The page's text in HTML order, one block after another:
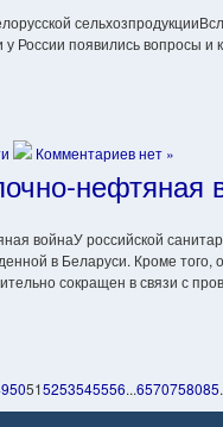
России появились вопросы и
Комментариев нет »
нефтяная
У российской
в Беларуси. Кроме того,
сокращен в связи с
50515253545556...6570758085